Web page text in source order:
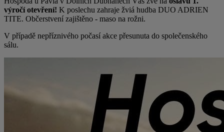
výročí otevření! K poslechu zahraje žviá hudba DUO ADRIEN
TITE. Občerstvení zajištěno - maso na rožni.
V případě nepříznivého počasí akce přesunuta do společenského
sálu.